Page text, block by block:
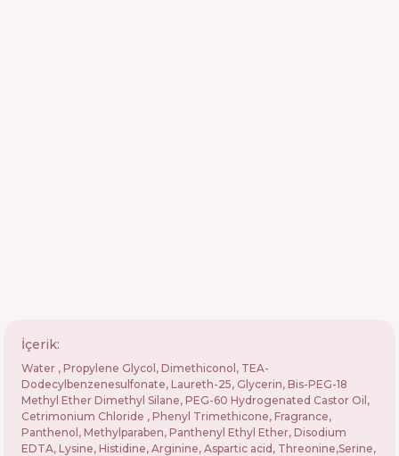
İçerik:
Water , Propylene Glycol, Dimethiconol, TEA-
Dodecylbenzenesulfonate, Laureth-25, Glycerin, Bis-PEG-18
Methyl Ether Dimethyl Silane, PEG-60 Hydrogenated Castor Oil,
Cetrimonium Chloride , Phenyl Trimethicone, Fragrance,
Panthenol, Methylparaben, Panthenyl Ethyl Ether, Disodium
EDTA, Lysine, Histidine, Arginine, Aspartic acid, Threonine,Serine,